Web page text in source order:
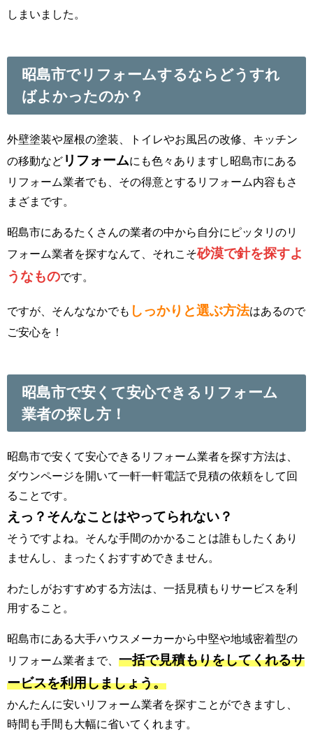
しまいました。
昭島市でリフォームするならどうすれ
ばよかったのか？
外壁塗装や屋根の塗装、トイレやお風呂の改修、キッチン
の移動など リフォームにも色々ありますし昭島市にある
リフォーム業者でも、その得意とするリフォーム内容もさ
まざまです。
昭島市にあるたくさんの業者の中から自分にピッタリのリ
フォーム業者を探すなんて、それこそ砂漠で針を探すよ
うなものです。
ですが、そんななかでも しっかりと選ぶ方法はあるので
ご安心を！
昭島市で安くて安心できるリフォーム
業者の探し方！
昭島市で安くて安心できるリフォーム業者を探す方法は、
ダウンページを開いて一軒一軒電話で見積の依頼をして回
ることです。
えっ？そんなことはやってられない？
そうですよね。そんな手間のかかることは誰もしたくあり
ませんし、まったくおすすめできません。
わたしがおすすめする方法は、一括見積もりサービスを利
用すること。
昭島市にある大手ハウスメーカーから中堅や地域密着型の
リフォーム業者まで、 一括で見積もりをしてくれるサ
ービスを利用しましょう。
かんたんに安いリフォーム業者を探すことができますし、
時間も手間も大幅に省いてくれます。